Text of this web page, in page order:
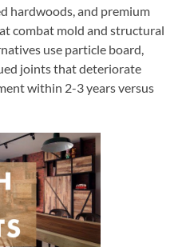
hardwoods, and premium
combat mold and structural
use particle board,
joints that deteriorate
within 2-3 years versus